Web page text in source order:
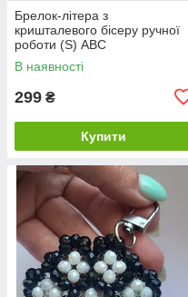
Брелок-літера з
кришталевого бісеру ручної
роботи (S) ABC
В наявності
299 ₴
Купити